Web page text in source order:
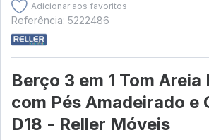
Adicionar aos favoritos
Referência: 5222486
Berço 3 em 1 Tom Areia
com Pés Amadeirado e
D18 - Reller Móveis